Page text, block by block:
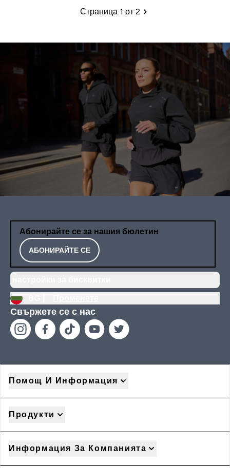
Пагинация
Страница 1 от 2
Абонирайте се за нашия бюлетин
АБОНИРАЙТЕ СЕ
Свържете се с нас
Помощ И Информация
Продукти
Информация За Компанията